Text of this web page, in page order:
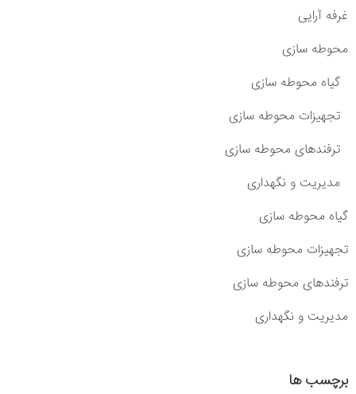
غرفه آرایی
محوطه سازی
گیاه محوطه سازی
تجهیزات محوطه سازی
ترفندهای محوطه سازی
مدیریت و نگهداری
گیاه محوطه سازی
تجهیزات محوطه سازی
ترفندهای محوطه سازی
مدیریت و نگهداری
برچسب ها